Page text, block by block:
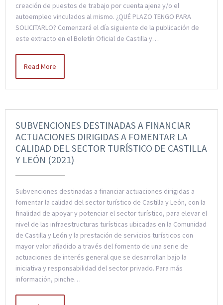
creación de puestos de trabajo por cuenta ajena y/o el
autoempleo vinculados al mismo. ¿QUÉ PLAZO TENGO PARA
SOLICITARLO? Comenzará el día siguiente de la publicación de
este extracto en el Boletín Oficial de Castilla y…
Read More
SUBVENCIONES DESTINADAS A FINANCIAR
ACTUACIONES DIRIGIDAS A FOMENTAR LA
CALIDAD DEL SECTOR TURÍSTICO DE CASTILLA
Y LEÓN (2021)
Subvenciones destinadas a financiar actuaciones dirigidas a
fomentar la calidad del sector turístico de Castilla y León, con la
finalidad de apoyar y potenciar el sector turístico, para elevar el
nivel de las infraestructuras turísticas ubicadas en la Comunidad
de Castilla y León y la prestación de servicios turísticos con
mayor valor añadido a través del fomento de una serie de
actuaciones de interés general que se desarrollan bajo la
iniciativa y responsabilidad del sector privado. Para más
información, pinche…